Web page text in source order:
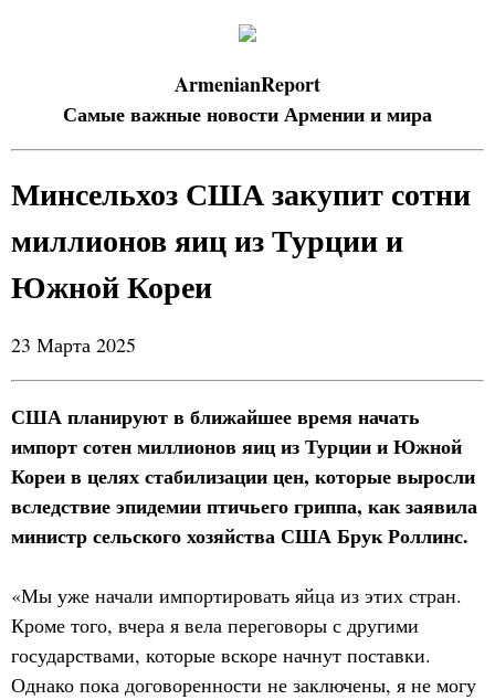
ArmenianReport
Самые важные новости Армении и мира
Минсельхоз США закупит сотни
миллионов яиц из Турции и
Южной Кореи
23 Марта 2025
США планируют в ближайшее время начать
импорт сотен миллионов яиц из Турции и Южной
Кореи в целях стабилизации цен, которые выросли
вследствие эпидемии птичьего гриппа, как заявила
министр сельского хозяйства США Брук Роллинс.
«Мы уже начали импортировать яйца из этих стран.
Кроме того, вчера я вела переговоры с другими
государствами, которые вскоре начнут поставки.
Однако пока договоренности не заключены, я не могу